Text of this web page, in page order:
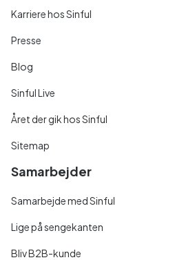
Karriere hos Sinful
Presse
Blog
Sinful Live
Året der gik hos Sinful
Sitemap
Samarbejder
Samarbejde med Sinful
Lige på sengekanten
Bliv B2B-kunde